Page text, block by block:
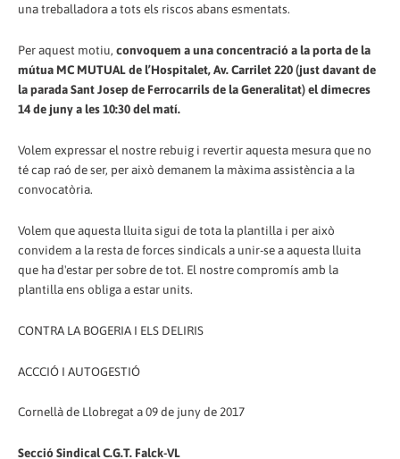
una treballadora a tots els riscos abans esmentats.
Per aquest motiu, convoquem a una concentració a la porta de la
mútua MC MUTUAL de l’Hospitalet, Av. Carrilet 220 (just davant de
la parada Sant Josep de Ferrocarrils de la Generalitat) el dimecres
14 de juny a les 10:30 del matí.
Volem expressar el nostre rebuig i revertir aquesta mesura que no
té cap raó de ser, per això demanem la màxima assistència a la
convocatòria.
Volem que aquesta lluita sigui de tota la plantilla i per això
convidem a la resta de forces sindicals a unir-se a aquesta lluita
que ha d'estar per sobre de tot. El nostre compromís amb la
plantilla ens obliga a estar units.
CONTRA LA BOGERIA I ELS DELIRIS
ACCCIÓ I AUTOGESTIÓ
Cornellà de Llobregat a 09 de juny de 2017
Secció Sindical C.G.T. Falck-VL